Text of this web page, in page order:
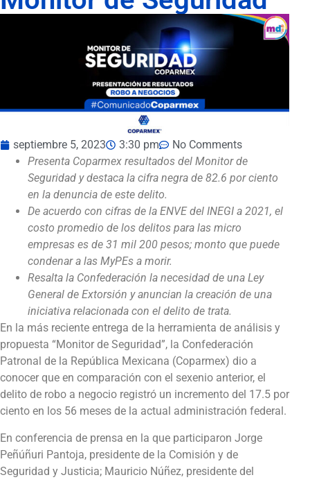
septiembre 5, 2023 3:30 pm
No Comments
Presenta Coparmex resultados del Monitor de
Seguridad y destaca la cifra negra de 82.6 por ciento
en la denuncia de este delito.
De acuerdo con cifras de la ENVE del INEGI a 2021, el
costo promedio de los delitos para las micro
empresas es de 31 mil 200 pesos; monto que puede
condenar a las MyPEs a morir.
Resalta la Confederación la necesidad de una Ley
General de Extorsión y anuncian la creación de una
iniciativa relacionada con el delito de trata.
En la más reciente entrega de la herramienta de análisis y
propuesta “Monitor de Seguridad”, la Confederación
Patronal de la República Mexicana (Coparmex) dio a
conocer que en comparación con el sexenio anterior, el
delito de robo a negocio registró un incremento del 17.5 por
ciento en los 56 meses de la actual administración federal.
En conferencia de prensa en la que participaron Jorge
Peñúñuri Pantoja, presidente de la Comisión y de
Seguridad y Justicia; Mauricio Núñez, presidente del